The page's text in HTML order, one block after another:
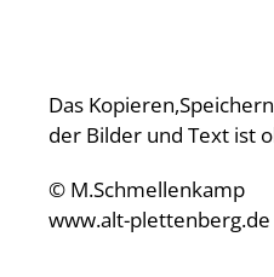
Das
der Bilder und Text ist
© M.Schmellenkamp
www.alt-plettenberg.de